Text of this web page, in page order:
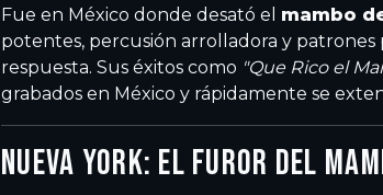
Fue en México donde desató el mambo
potentes, percusión arrolladora y
respuesta. Sus éxitos como "Que Rico el
grabados en México y rápidamente se
NUEVA YORK: EL FUROR DEL